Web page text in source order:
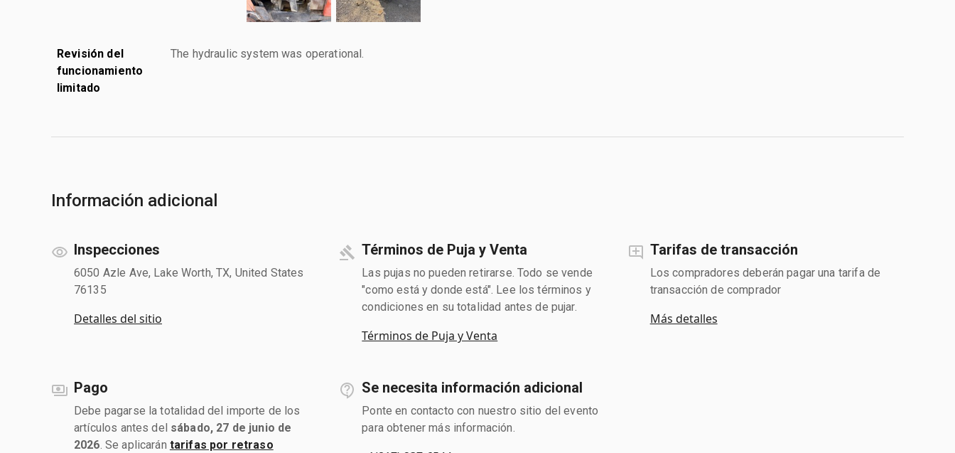
Revisión del
funcionamiento
limitado
The hydraulic system was operational.
Información adicional
Inspecciones
6050 Azle Ave, Lake Worth, TX, United States
76135
Detalles del sitio
Términos de Puja y Venta
Las pujas no pueden retirarse. Todo se vende
"como está y donde está". Lee los términos y
condiciones en su totalidad antes de pujar.
Términos de Puja y Venta
Tarifas de transacción
Los compradores deberán pagar una tarifa de
transacción de comprador
Más detalles
Pago
Debe pagarse la totalidad del importe de los
artículos antes del sábado, 27 de junio de
2026 . Se aplicarán tarifas por retraso
Se necesita información adicional
Ponte en contacto con nuestro sitio del evento
para obtener más información.